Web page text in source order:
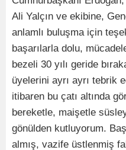
Ali Yalçın ve ekibine,
anlamlı buluşma için
başarılarla dolu,
bezeli 30 yılı geride
üyelerini ayrı ayrı tebrik
itibaren bu çatı altında
bereketle, maişetle
gönülden kutluyorum.
almış, vazife üstlenmiş